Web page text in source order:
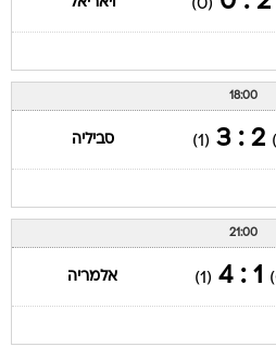
(0)
18:00
2 : 3
(1) סביליה
21:00
1 : 4
(1) אלמריה